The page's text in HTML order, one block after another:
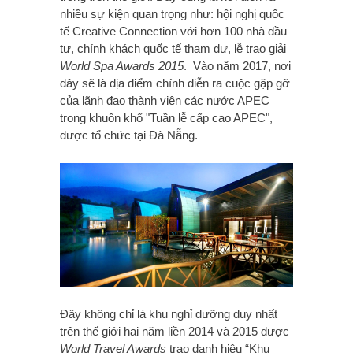
nhiều sự kiện quan trọng như: hội nghị quốc
tế Creative Connection với hơn 100 nhà đầu
tư, chính khách quốc tế tham dự, lễ trao giải
World Spa Awards 2015. Vào năm 2017, nơi
đây sẽ là địa điểm chính diễn ra cuộc gặp gỡ
của lãnh đạo thành viên các nước APEC
trong khuôn khổ "Tuần lễ cấp cao APEC",
được tổ chức tại Đà Nẵng.
Đây không chỉ là khu nghỉ dưỡng duy nhất
trên thế giới hai năm liền 2014 và 2015 được
World Travel Awards trao danh hiệu “Khu